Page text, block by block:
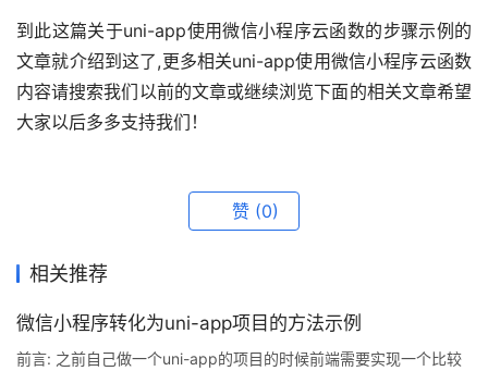
到此这篇关于uni-app使用微信小程序云函数的步骤示例的
文章就介绍到这了,更多相关uni-app使用微信小程序云函数
内容请搜索我们以前的文章或继续浏览下面的相关文章希望
大家以后多多支持我们！
赞 (0)
相关推荐
微信小程序转化为uni-app项目的方法示例
前言: 之前自己做一个uni-app的项目的时候前端需要实现一个比较